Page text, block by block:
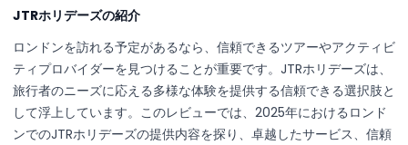
JTRホリデーズの紹介
ロンドンを訪れる予定があるなら、信頼できるツアーやアクティビ
ティプロバイダーを見つけることが重要です。JTRホリデーズは、
旅行者のニーズに応える多様な体験を提供する信頼できる選択肢と
して浮上しています。このレビューでは、2025年におけるロンド
ンでのJTRホリデーズの提供内容を探り、卓越したサービス、信頼